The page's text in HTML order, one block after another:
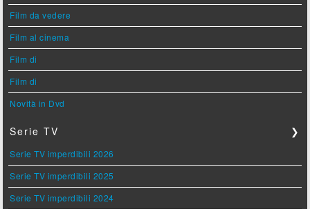
Film da vedere
Film al cinema
Film di
Film di
Novità in Dvd
Serie TV ❯
Serie TV imperdibili 2026
Serie TV imperdibili 2025
Serie TV imperdibili 2024